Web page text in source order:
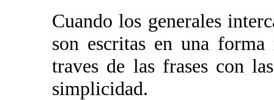
Cuando los generales
son escritas en una
traves de las frases con
simplicidad.